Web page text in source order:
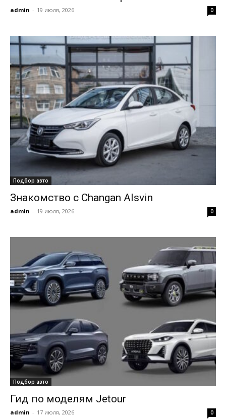
admin - 19 июля, 2026 0
Подбор авто
Знакомство с Changan Alsvin
admin - 19 июля, 2026 0
Подбор авто
Гид по моделям Jetour
admin - 17 июля, 2026 0